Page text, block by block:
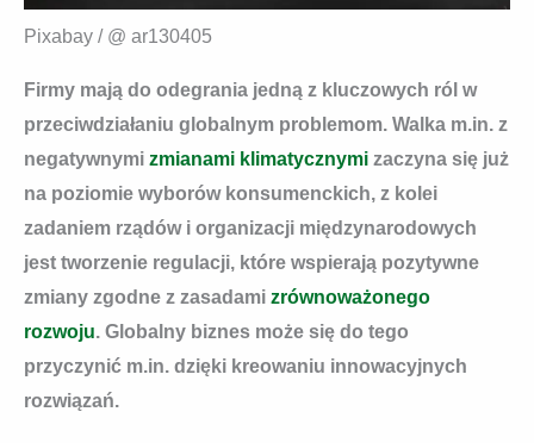
Pixabay / @ ar130405
Firmy mają do odegrania jedną z kluczowych ról w
przeciwdziałaniu globalnym problemom. Walka m.in. z
negatywnymi zmianami klimatycznymi zaczyna się już
na poziomie wyborów konsumenckich, z kolei
zadaniem rządów i organizacji międzynarodowych
jest tworzenie regulacji, które wspierają pozytywne
zmiany zgodne z zasadami zrównoważonego
rozwoju. Globalny biznes może się do tego
przyczynić m.in. dzięki kreowaniu innowacyjnych
rozwiązań.